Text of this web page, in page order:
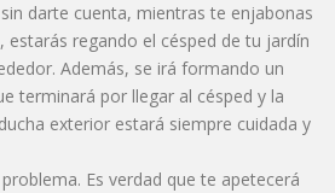
darte cuenta, mientras te enjabonas
estarás regando el césped de tu jardín
Además, se irá formando un
terminará por llegar al césped y la
exterior estará siempre cuidada y
Es verdad que te apetecerá